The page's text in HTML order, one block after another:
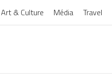
Art & Culture Média Travel